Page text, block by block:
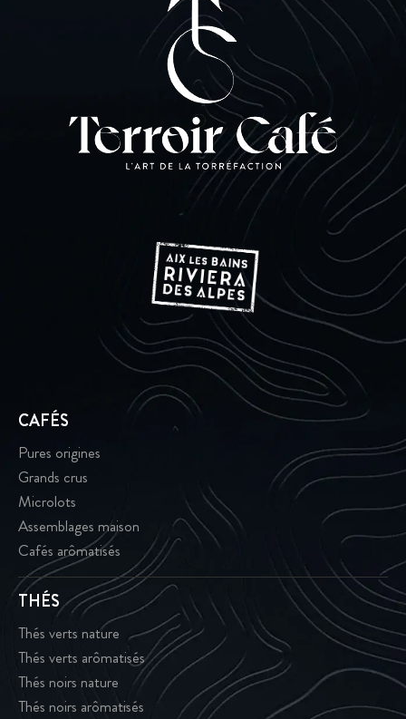
CAFÉS
Pures origines
Grands crus
Microlots
Assemblages maison
Cafés arômatisés
THÉS
Thés verts nature
Thés verts arômatisés
Thés noirs nature
Thés noirs arômatisés